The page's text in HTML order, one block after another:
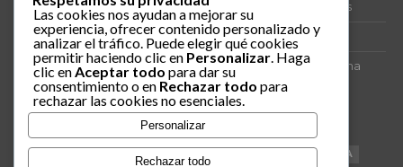
25J – Día Mundial para la Prevención de los Ahogamientos
ERE encubierto en H&M Concentrix
Actes centrals 90 aniversari revolució social 1936. Programa
central i per dies. Materials de venda.
VAGA TELEMARKETING NETEJA CONFERENCIA
Las cookies nos ayudan a mejorar su
experiencia, ofrecer contenido personalizado y
analizar el tráfico. Puede elegir qué cookies
permitir haciendo clic en Personalizar . Haga
clic en Aceptar todo para dar su
consentimiento o en Rechazar todo para
rechazar las cookies no esenciales.
Personalizar
Rechazar todo